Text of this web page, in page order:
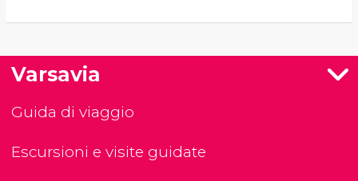
Varsavia
Guida di viaggio
Escursioni e visite guidate